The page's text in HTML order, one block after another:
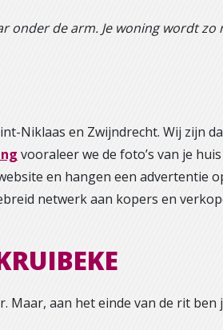
onder de arm. Je woning wordt zo
Niklaas en Zwijndrecht. Wij zijn
vooraleer we de foto’s van je
en hangen een advertentie
netwerk aan kopers en
aan het einde van de rit ben